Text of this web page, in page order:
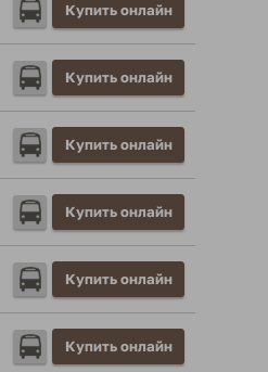
Купить онлайн
Купить онлайн
Купить онлайн
Купить онлайн
Купить онлайн
Купить онлайн